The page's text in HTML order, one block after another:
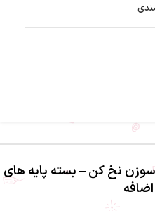
با سوزن نخ کن – بسته پایه های